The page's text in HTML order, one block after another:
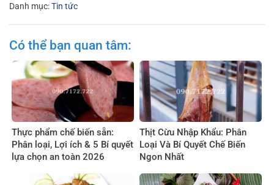
Danh mục:Tin tức
Có thể bạn quan tâm:
Thực phẩm chế biến sẵn:
Phân loại, Lợi ích & 5 Bí quyết
lựa chọn an toàn 2026
Thịt Cừu Nhập Khẩu: Phân
Loại Và Bí Quyết Chế Biến
Ngon Nhất